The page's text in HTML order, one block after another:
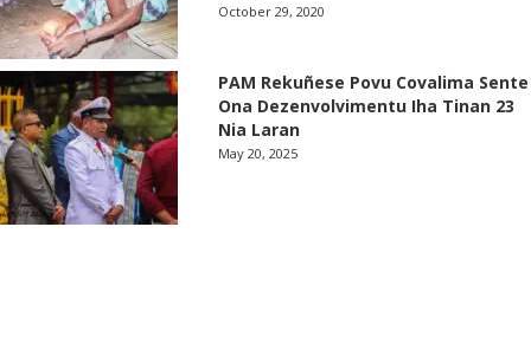
October 29, 2020
PAM Rekuñese Povu Covalima Sente
Ona Dezenvolvimentu Iha Tinan 23
Nia Laran
May 20, 2025